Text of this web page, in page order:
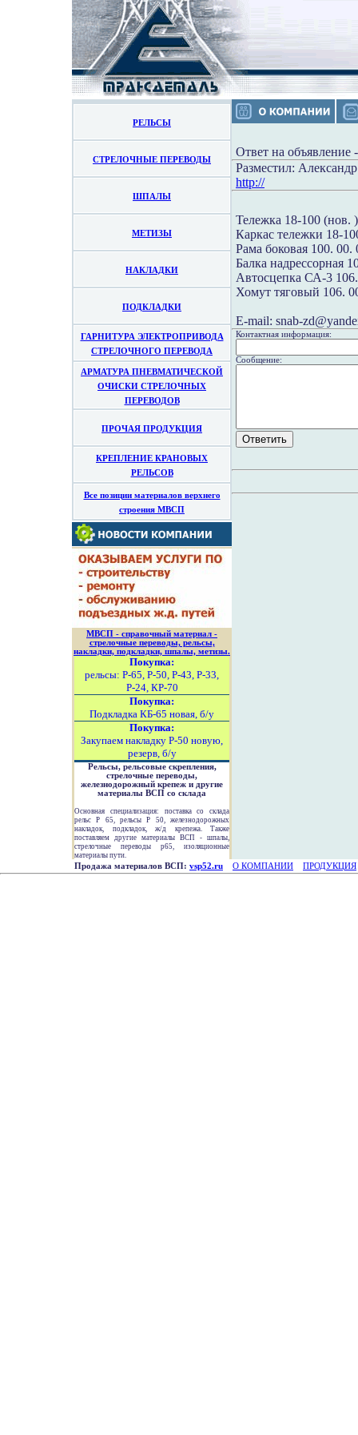
РЕЛЬСЫ
СТРЕЛОЧНЫЕ ПЕРЕВОДЫ
ШПАЛЫ
МЕТИЗЫ
НАКЛАДКИ
ПОДКЛАДКИ
ГАРНИТУРА ЭЛЕКТРОПРИВОДА
СТРЕЛОЧНОГО ПЕРЕВОДА
АРМАТУРА ПНЕВМАТИЧЕСКОЙ
ОЧИСКИ СТРЕЛОЧНЫХ
ПЕРЕВОДОВ
ПРОЧАЯ ПРОДУКЦИЯ
КРЕПЛЕНИЕ КРАНОВЫХ
РЕЛЬСОВ
Все позиции материалов верхнего
строения МВСП
МВСП - справочный материал -
стрелочные переводы, рельсы,
накладки, подкладки, шпалы, метизы.
Покупка:
рельсы: Р-65, Р-50, Р-43, Р-33,
Р-24, КР-70
Покупка:
Подкладка КБ-65 новая, б/у
Покупка:
Закупаем накладку Р-50 новую,
резерв, б/у
Рельсы, рельсовые скрепления,
стрелочные переводы,
железнодорожный крепеж и другие
материалы ВСП со склада
Основная специализация: поставка со склада
рельс Р 65, рельсы Р 50, железнодорожных
накладок, подкладок, ж/д крепежа. Также
поставляем другие материалы ВСП - шпалы,
стрелочные переводы р65, изоляционные
материалы пути.
Ответ на объявление
Разместил: Александр
http://
Тележка 18-100 (нов.
Каркас тележки 18-
Рама боковая 100. 00.
Балка надрессорная
Автосцепка СА-3
Хомут тяговый 106.
E-mail: snab-
Контактная информация:
Сообщение:
Продажа материалов ВСП: vsp52.ru О КОМПАНИИ ПРОДУКЦИЯ